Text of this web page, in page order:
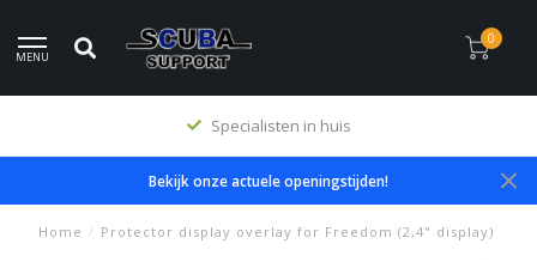
MENU
0
Specialisten in huis
Bekijk onze actuele openingstijden!
Home / Protector display overlay for Freedom (2,4" display)